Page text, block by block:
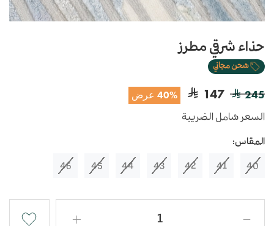
حذاء شرقي مطرز
شحن مجاني
245
147 40% عرض
السعر شامل الضريبة
المقاس:
40
41
42
43
44
45
46